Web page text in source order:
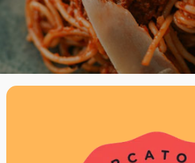
Spirituosen, bequem online